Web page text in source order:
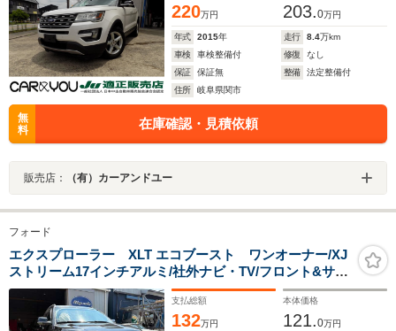
220万円 203.0万円
年式 2015年 走行 8.4万km
車検
車検整備付 修復
なし
保証
保証無 整備
法定整備付
住所
岐阜県関市
無
料
在庫確認・見積依頼
販売店： （有）カーアンドユー
フォード
エクスプローラー XLT エコブースト ワンオーナー/XJ
ストリーム17インチアルミ/社外ナビ・TV/フロント&サイ
ド&バックカメラ/ETC
支払総額
132万円
本体価格
121.0万円